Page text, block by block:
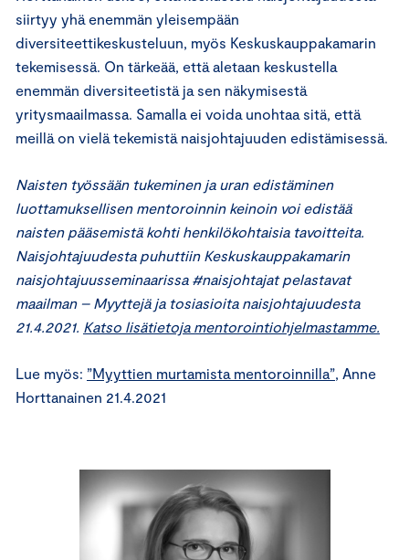
siirtyy yhä enemmän yleisempään
diversiteettikeskusteluun, myös Keskuskauppakamarin
tekemisessä. On tärkeää, että aletaan keskustella
enemmän diversiteetistä ja sen näkymisestä
yritysmaailmassa. Samalla ei voida unohtaa sitä, että
meillä on vielä tekemistä naisjohtajuuden edistämisessä.
Naisten työssään tukeminen ja uran edistäminen
luottamuksellisen mentoroinnin keinoin voi edistää
naisten pääsemistä kohti henkilökohtaisia tavoitteita.
Naisjohtajuudesta puhuttiin Keskuskauppakamarin
naisjohtajuusseminaarissa #naisjohtajat pelastavat
maailman – Myyttejä ja tosiasioita naisjohtajuudesta
21.4.2021. Katso lisätietoja mentorointiohjelmastamme.
Lue myös: ”Myyttien murtamista mentoroinnilla”, Anne
Horttanainen 21.4.2021